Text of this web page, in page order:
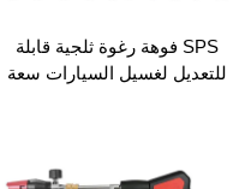
SPS فوهة رغوة ثلجية قابلة
للتعديل لغسيل السيارات سعة